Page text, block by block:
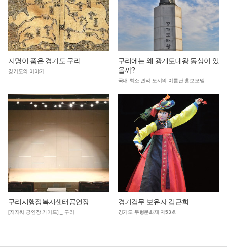
지명이 품은 경기도 구리
경기도의 이야기
구리에는 왜 광개토대왕 동상이 있
을까?
국내 최소 면적 도시의 이름난 홍보모델
구리시행정복지센터공연장
[지지씨 공연장 가이드] _ 구리
경기검무 보유자 김근희
경기도 무형문화재 제53호